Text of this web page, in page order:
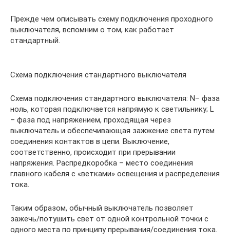
Прежде чем описывать схему подключения проходного
выключателя, вспомним о том, как работает
стандартный.
Схема подключения стандартного выключателя
Схема подключения стандартного выключателя: N– фаза
ноль, которая подключается напрямую к светильнику; L
– фаза под напряжением, проходящая через
выключатель и обеспечивающая зажжение света путем
соединения контактов в цепи. Выключение,
соответственно, происходит при прерывании
напряжения. Распредкоробка – место соединения
главного кабеля с «ветками» освещения и распределения
тока.
Таким образом, обычный выключатель позволяет
зажечь/потушить свет от одной контрольной точки с
одного места по принципу прерывания/соединения тока.